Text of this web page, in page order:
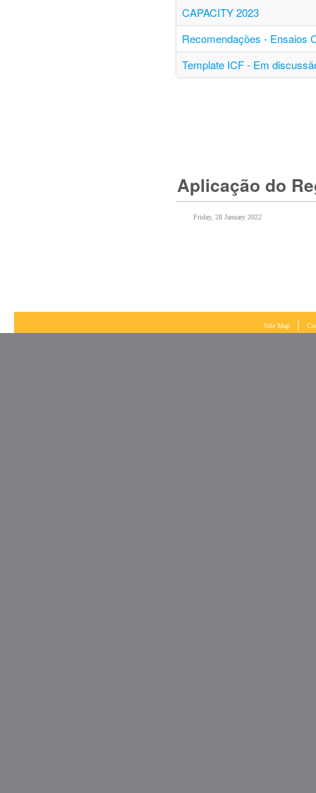
CAPACITY 2023
Recomendações - Ensaios
Template ICF - Em
Friday, 28 January 2022
Site Map |